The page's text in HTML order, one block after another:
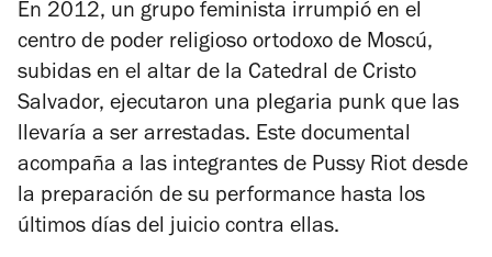
En 2012, un grupo feminista irrumpió en el
centro de poder religioso ortodoxo de Moscú,
subidas en el altar de la Catedral de Cristo
Salvador, ejecutaron una plegaria punk que las
llevaría a ser arrestadas. Este documental
acompaña a las integrantes de Pussy Riot desde
la preparación de su performance hasta los
últimos días del juicio contra ellas.